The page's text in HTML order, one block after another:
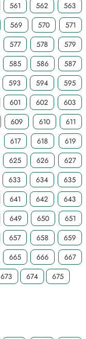
561 562
563
569 570
571
577 578
579
585 586
587
593 594
595
601 602
603
609 610
611
617 618
619
625 626
627
633 634
635
641 642
643
649 650
651
657 658
659
665 666
667
673 674 675